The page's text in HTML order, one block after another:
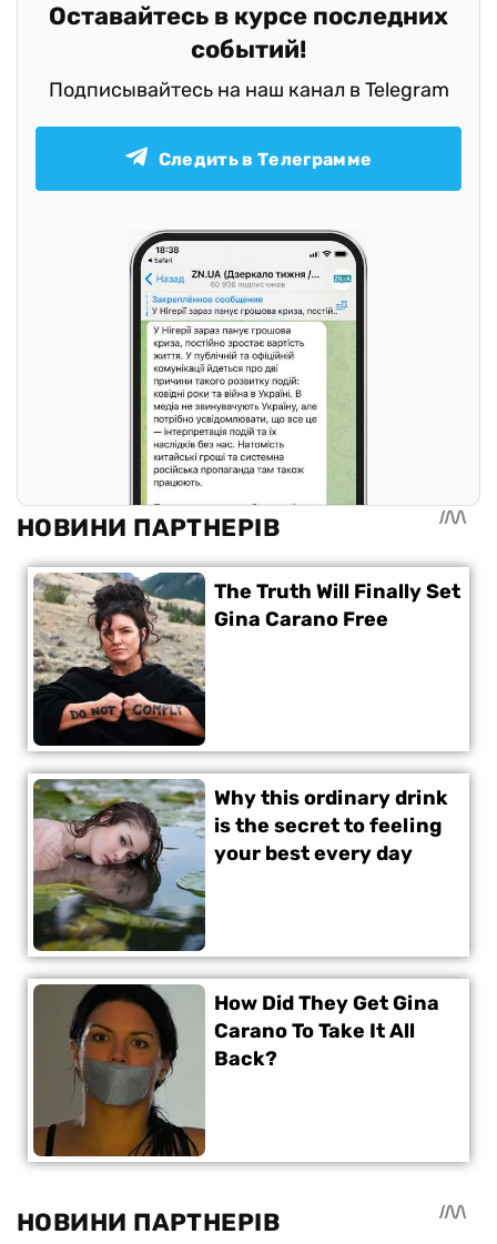
Оставайтесь в курсе последних
событий!
Подписывайтесь на наш канал в Telegram
Следить в Телеграмме